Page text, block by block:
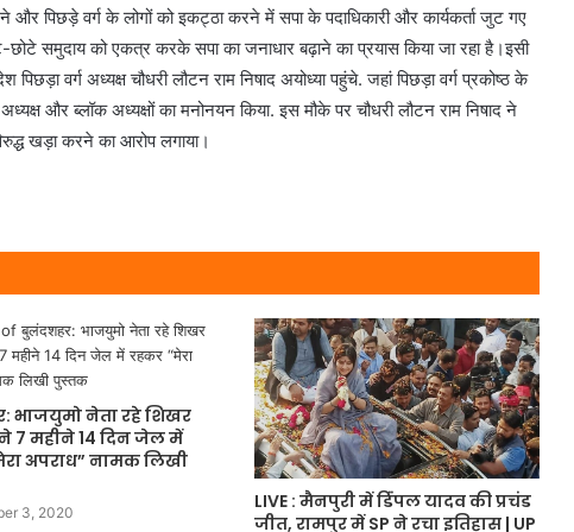
पिछड़े वर्ग के लोगों को इकट्ठा करने में सपा के पदाधिकारी और कार्यकर्ता जुट गए
समुदाय को एकत्र करके सपा का जनाधार बढ़ाने का प्रयास किया जा रहा है।इसी
वर्ग अध्यक्ष चौधरी लौटन राम निषाद अयोध्या पहुंचे. जहां पिछड़ा वर्ग प्रकोष्ठ के
और ब्लॉक अध्यक्षों का मनोनयन किया. इस मौके पर चौधरी लौटन राम निषाद ने
खड़ा करने का आरोप लगाया।
भाजयुमो नेता रहे शिखर
7 महीने 14 दिन जेल में
अपराध” नामक लिखी
3, 2020
LIVE : मैनपुरी में ड‍िंंपल यादव की प्रचंड
जीत, रामपुर में SP ने रचा इत‍िहास | UP